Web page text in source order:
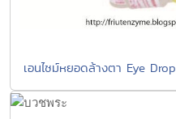
เอนไซม์หยอดล้างตา Eye Drop